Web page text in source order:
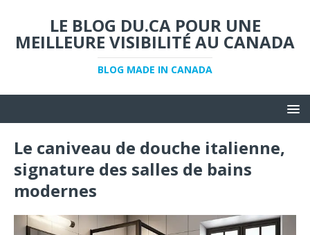
LE BLOG DU.CA POUR UNE
MEILLEURE VISIBILITÉ AU CANADA
BLOG MADE IN CANADA
Le caniveau de douche italienne,
signature des salles de bains
modernes